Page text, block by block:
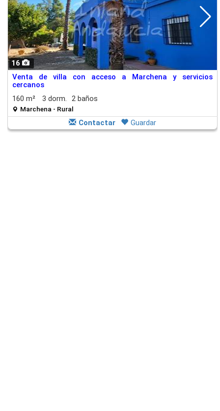
16
Venta de villa con acceso a Marchena y servicios
cercanos
160 m²
3 dorm. 2 baños
Marchena - Rural
Contactar Guardar